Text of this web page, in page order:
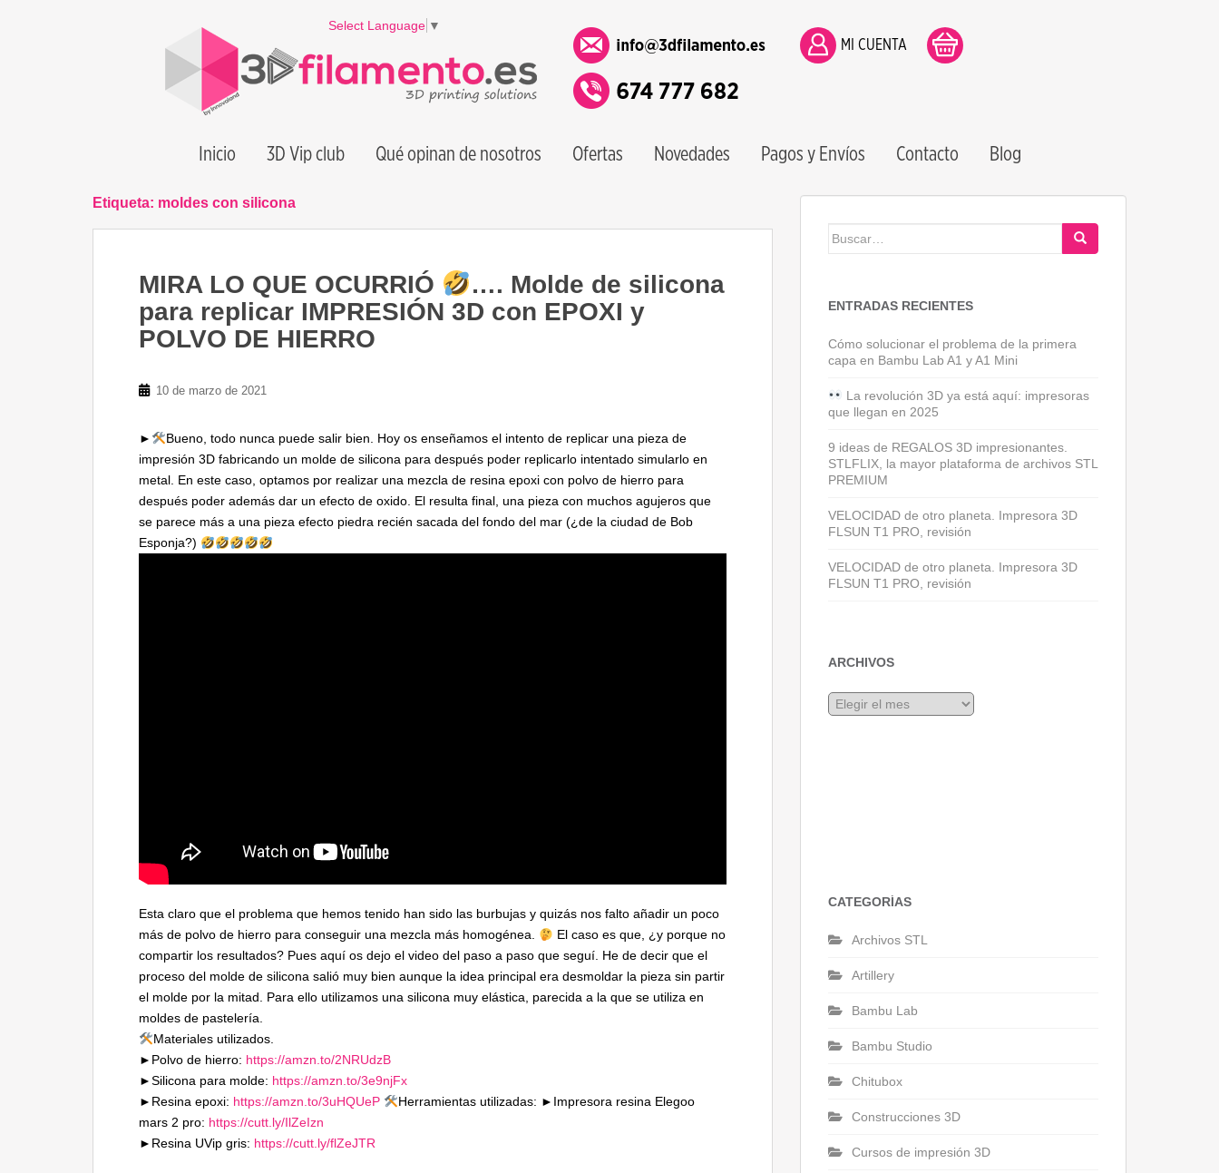
Select Language ▼
MI CUENTA
Inicio 3D Vip club Qué opinan de nosotros Ofertas Novedades Pagos y Envíos Contacto Blog
Etiqueta: moldes con silicona
MIRA LO QUE OCURRIÓ
…. Molde de silicona
para replicar IMPRESIÓN 3D con EPOXI y
POLVO DE HIERRO
10 de marzo de 2021
►
Bueno, todo nunca puede salir bien. Hoy os enseñamos el intento de replicar una pieza de
impresión 3D fabricando un molde de silicona para después poder replicarlo intentado simularlo en
metal. En este caso, optamos por realizar una mezcla de resina epoxi con polvo de hierro para
después poder además dar un efecto de oxido. El resulta final, una pieza con muchos agujeros que
se parece más a una pieza efecto piedra recién sacada del fondo del mar (¿de la ciudad de Bob
Esponja?)
Esta claro que el problema que hemos tenido han sido las burbujas y quizás nos falto añadir un poco
más de polvo de hierro para conseguir una mezcla más homogénea.
El caso es que, ¿y porque no
compartir los resultados? Pues aquí os dejo el video del paso a paso que seguí. He de decir que el
proceso del molde de silicona salió muy bien aunque la idea principal era desmoldar la pieza sin partir
el molde por la mitad. Para ello utilizamos una silicona muy elástica, parecida a la que se utiliza en
moldes de pastelería.
Materiales utilizados.
►Polvo de hierro: https://amzn.to/2NRUdzB
►Silicona para molde: https://amzn.to/3e9njFx
►Resina epoxi: https://amzn.to/3uHQUeP
Herramientas utilizadas: ►Impresora resina Elegoo
mars 2 pro: https://cutt.ly/IlZeIzn
►Resina UVip gris: https://cutt.ly/flZeJTR
Buscar:
ENTRADAS RECIENTES
Cómo solucionar el problema de la primera
capa en Bambu Lab A1 y A1 Mini
La revolución 3D ya está aquí: impresoras
que llegan en 2025
9 ideas de REGALOS 3D impresionantes.
STLFLIX, la mayor plataforma de archivos STL
PREMIUM
VELOCIDAD de otro planeta. Impresora 3D
FLSUN T1 PRO, revisión
VELOCIDAD de otro planeta. Impresora 3D
FLSUN T1 PRO, revisión
ARCHIVOS
Archivos
CATEGORÍAS
Archivos STL
Artillery
Bambu Lab
Bambu Studio
Chitubox
Construcciones 3D
Cursos de impresión 3D